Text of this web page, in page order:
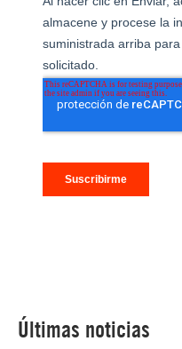
Últimas noticias